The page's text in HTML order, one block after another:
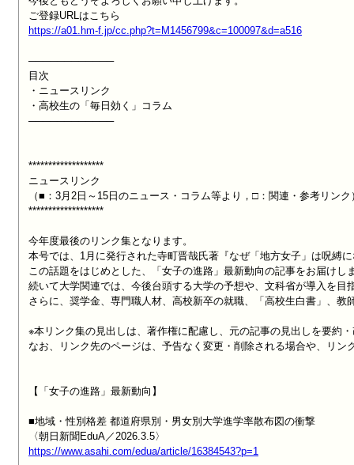
https://a01.hm-f.jp/cc.php?t=M1456799&c=100097&d=a516
────────────
目次
・ニュースリンク
・高校生の「毎日効く」コラム
────────────
*******************
ニュースリンク
（■：3月2日～15日のニュース・コラム等より，□：関連・参考リンク
*******************
今年度最後のリンク集となります。
本号では、1月に発行された寺町晋哉氏著『なぜ「地方女子」は呪縛
この話題をはじめとした、「女子の進路」最新動向の記事をお届けし
続いて大学関連では、今後台頭する大学の予想や、文科省が導入を目
さらに、奨学金、専門職人材、高校新卒の就職、「高校生白書」、
※本リンク集の見出しは、著作権に配慮し、元の記事の見出しを要約
なお、リンク先のページは、予告なく変更・削除される場合や、リン
【「女子の進路」最新動向】
■地域・性別格差 都道府県別・男女別大学進学率散布図の衝撃
https://www.asahi.com/edua/article/16384543?p=1